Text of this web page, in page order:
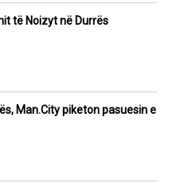
të Noizyt në Durrës
Man.City piketon pasuesin e